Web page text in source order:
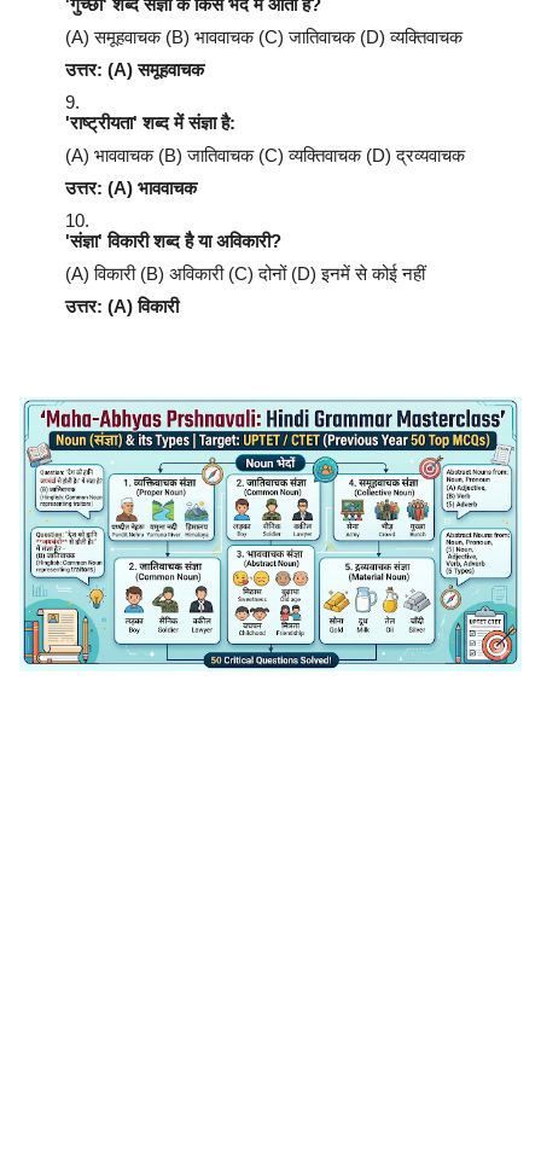
'गुच्छा' शब्द संज्ञा के किस भेद में आता है?
(A) समूहवाचक (B) भाववाचक (C) जातिवाचक (D) व्यक्तिवाचक
उत्तर: (A) समूहवाचक
'राष्ट्रीयता' शब्द में संज्ञा है:
(A) भाववाचक (B) जातिवाचक (C) व्यक्तिवाचक (D) द्रव्यवाचक
उत्तर: (A) भाववाचक
'संज्ञा' विकारी शब्द है या अविकारी?
(A) विकारी (B) अविकारी (C) दोनों (D) इनमें से कोई नहीं
उत्तर: (A) विकारी